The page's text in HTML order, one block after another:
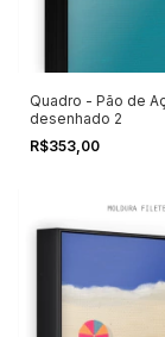
Quadro - Pão de
desenhado 2
R$353,00